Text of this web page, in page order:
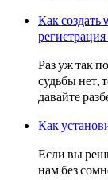
Как создать
Раз уж так
судьбы нет,
давайте
Как
Если вы
нам без